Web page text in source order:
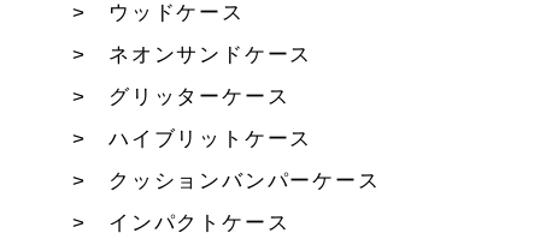
ウッドケース
ネオンサンドケース
グリッターケース
ハイブリットケース
クッションバンパーケース
インパクトケース